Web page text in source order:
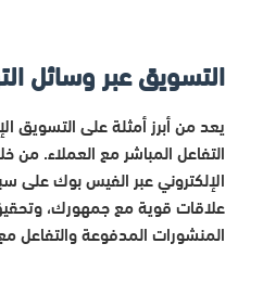
التسويق عبر وسائل
يعد من أبرز أمثلة على التسويق
التفاعل المباشر مع العملاء. من
الإلكتروني عبر الفيس بوك على
علاقات قوية مع جمهورك،
المنشورات المدفوعة والتفاعل